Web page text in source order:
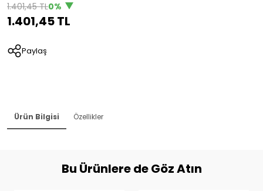
1.401,45 TL0%
1.401,45 TL
Paylaş
Ürün Bilgisi Özellikler
Bu Ürünlere de Göz Atın